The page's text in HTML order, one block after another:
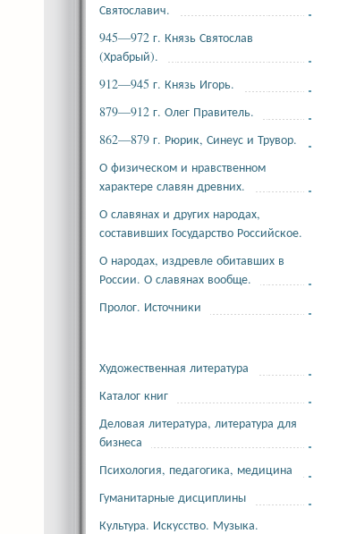
Святославич.
945—972 г. Князь Святослав
(Храбрый).
912—945 г. Князь Игорь.
879—912 г. Олег Правитель.
862—879 г. Рюрик, Синеус и Трувор.
О физическом и нравственном
характере славян древних.
О славянах и других народах,
составивших Государство Российское.
О народах, издревле обитавших в
России. О славянах вообще.
Пролог. Источники
Художественная литература
Каталог книг
Деловая литература, литература для
бизнеса
Психология, педагогика, медицина
Гуманитарные дисциплины
Культура. Искусство. Музыка.